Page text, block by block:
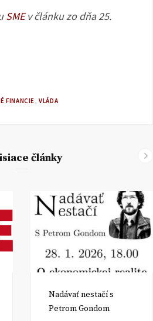
SMEv článku zo dňa 25.
FINANCIE VLÁDA
články
Nadávať nestačí s
Petrom Gondom